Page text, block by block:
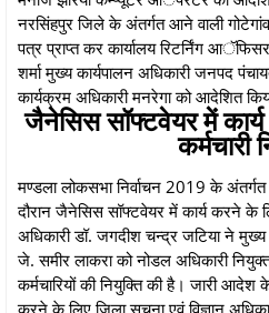
नरसिंहपुर जिले के अंतर्गत आने वाली
पत्र प्राप्त कर कार्यालय रिटर्निंग
शर्मा मुख्य कार्यपालन अधिकारी जनपद
कार्यक्रम अधिकारी मनरेगा को आदेशित
जैनेसिस सॉफ्टवेयर में
कर्मचारी
मण्डला लोकसभा निर्वाचन 2019 के
दौरान जैनेसिस सॉफ्टवेयर में कार्य करने के
अधिकारी डॉ. जगदीश चन्द्र जटिया ने मुख्य
जे. समीर लाकरा को नोडल अधिकारी
कर्मचारियों की नियुक्ति की है। जारी
करने के लिए जिला सूचना एवं विज्ञान